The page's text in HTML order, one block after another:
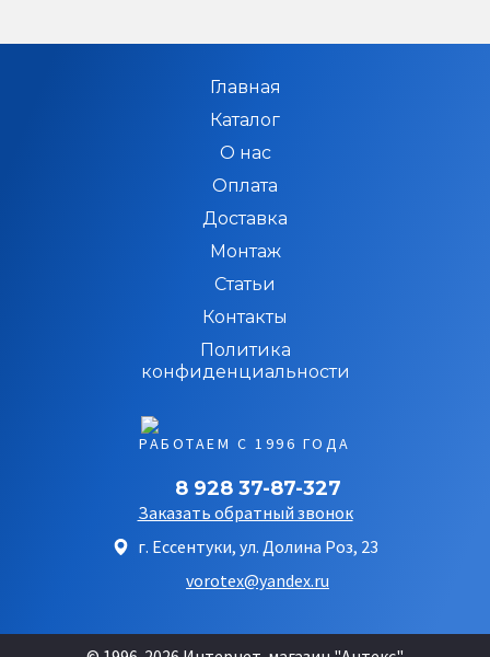
РАБОТАЕМ С 1996 ГОДА
Главная
Каталог
О нас
Оплата
Доставка
Монтаж
Статьи
Контакты
Политика
конфиденциальности
8 928 37-87-327
Заказать обратный звонок
г. Ессентуки, ул. Долина Роз, 23
vorotex@yandex.ru